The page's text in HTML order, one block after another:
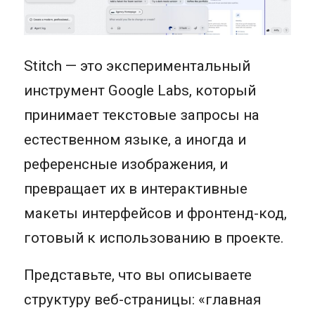
Stitch — это экспериментальный
инструмент Google Labs, который
принимает текстовые запросы на
естественном языке, а иногда и
референсные изображения, и
превращает их в интерактивные
макеты интерфейсов и фронтенд-код,
готовый к использованию в проекте.
Представьте, что вы описываете
структуру веб-страницы: «главная